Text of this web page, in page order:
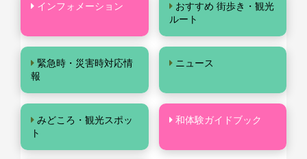
インフォメーション
おすすめ 街歩き・観光
ルート
緊急時・災害時対応情
報
ニュース
みどころ・観光スポッ
ト
和体験ガイドブック